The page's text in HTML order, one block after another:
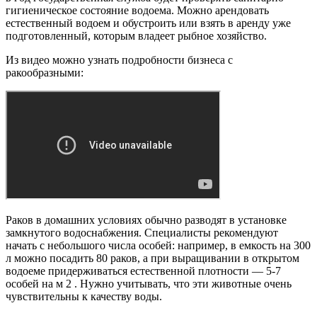
гигиеническое состояние водоема. Можно арендовать
естественный водоем и обустроить или взять в аренду уже
подготовленный, которым владеет рыбное хозяйство.
Из видео можно узнать подробности бизнеса с
ракообразными:
Раков в домашних условиях обычно разводят в установке
замкнутого водоснабжения. Специалисты рекомендуют
начать с небольшого числа особей: например, в емкость на 300
л можно посадить 80 раков, а при выращивании в открытом
водоеме придерживаться естественной плотности — 5-7
особей на м 2 . Нужно учитывать, что эти животные очень
чувствительны к качеству воды.